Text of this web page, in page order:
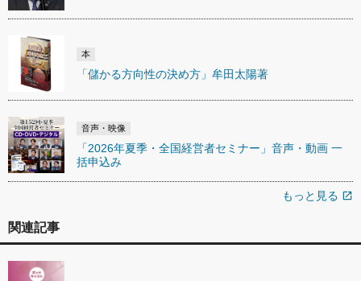
本
「儲かる方向性の決め方」牟田太陽著
音声・映像
「2026年夏季・全国経営者セミナー」音声・動画 一
括申込み
もっと見る open_in_new
関連記事